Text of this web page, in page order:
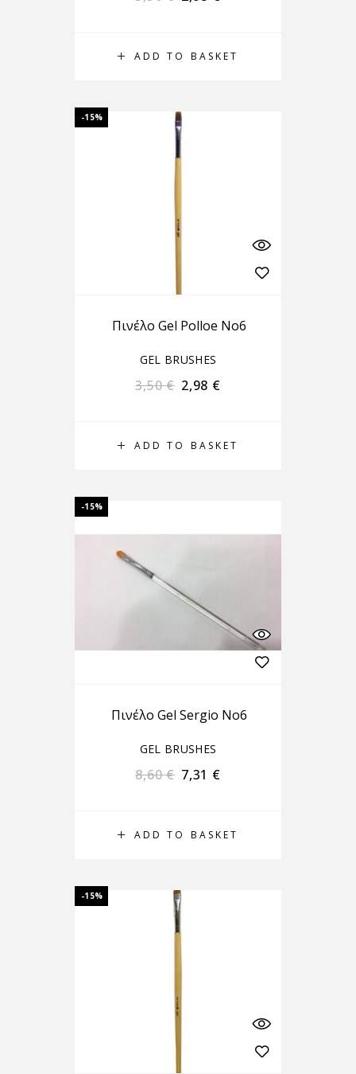
ADD TO BASKET
-15%
ADD TO BASKET
Πινέλο Gel Polloe No6
GEL BRUSHES
3,50€ 2,98 €
-15%
ADD TO BASKET
Πινέλο Gel Sergio Νο6
GEL BRUSHES
8,60€ 7,31 €
-15%